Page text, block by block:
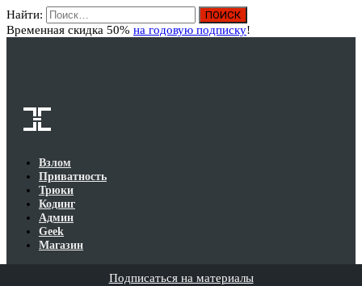
Найти:
Временная скидка 50% на годовую подписку!
Взлом
Приватность
Трюки
Кодинг
Админ
Geek
Магазин
Подписаться на материалы